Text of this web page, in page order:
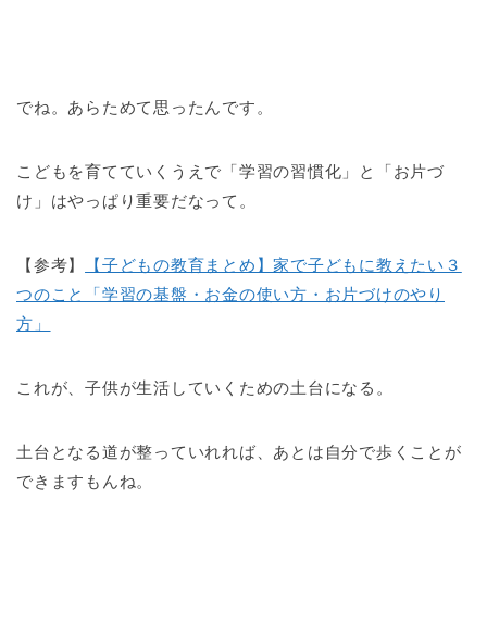
でね。あらためて思ったんです。
こどもを育てていくうえで「学習の習慣化」と「お片づ
け」はやっぱり重要だなって。
【参考】
【子どもの教育まとめ】家で子どもに教えたい３
つのこと「学習の基盤・お金の使い方・お片づけのやり
方」
これが、子供が生活していくための土台になる。
土台となる道が整っていれれば、あとは自分で歩くことが
できますもんね。